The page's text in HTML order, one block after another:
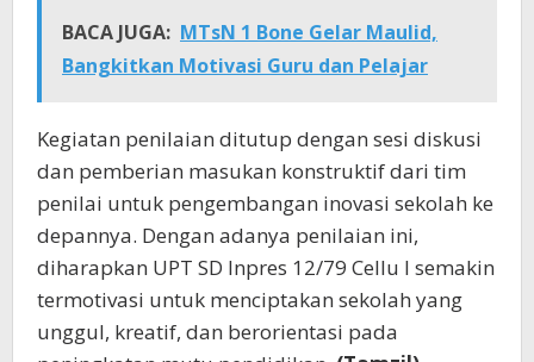
BACA JUGA: MTsN 1 Bone Gelar Maulid,
Bangkitkan Motivasi Guru dan Pelajar
Kegiatan penilaian ditutup dengan sesi diskusi
dan pemberian masukan konstruktif dari tim
penilai untuk pengembangan inovasi sekolah ke
depannya. Dengan adanya penilaian ini,
diharapkan UPT SD Inpres 12/79 Cellu I semakin
termotivasi untuk menciptakan sekolah yang
unggul, kreatif, dan berorientasi pada